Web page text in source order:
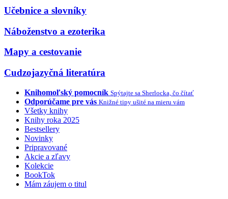
Učebnice a slovníky
Náboženstvo a ezoterika
Mapy a cestovanie
Cudzojazyčná literatúra
Knihomoľský pomocník Spýtajte sa Sherlocka, čo čítať
Odporúčame pre vás Knižné tipy ušité na mieru vám
Všetky knihy
Knihy roka 2025
Bestsellery
Novinky
Pripravované
Akcie a zľavy
Kolekcie
BookTok
Mám záujem o titul